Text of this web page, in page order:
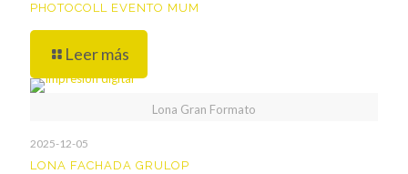
PHOTOCOLL EVENTO MUM
Leer más
Lona Gran Formato
2025-12-05
LONA FACHADA GRULOP